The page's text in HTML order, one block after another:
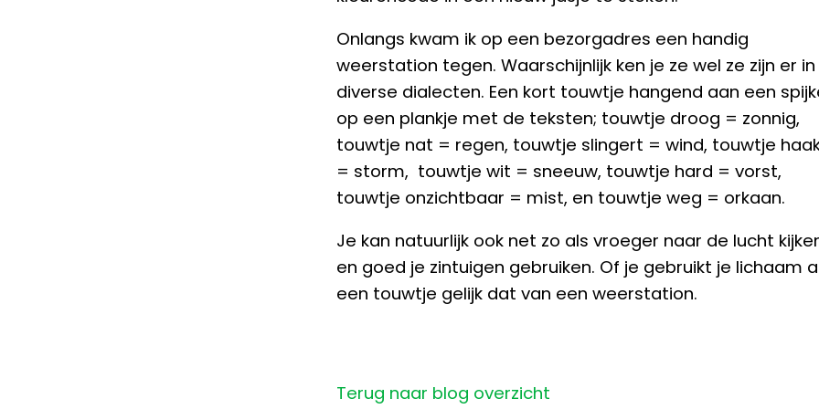
Onlangs kwam ik op een bezorgadres een handig
weerstation tegen. Waarschijnlijk ken je ze wel ze zijn er in
diverse dialecten. Een kort touwtje hangend aan een
op een plankje met de teksten; touwtje droog = zonnig,
touwtje nat = regen, touwtje slingert = wind, touwtje
= storm, touwtje wit = sneeuw, touwtje hard = vorst,
touwtje onzichtbaar = mist, en touwtje weg = orkaan.
Je kan natuurlijk ook net zo als vroeger naar de lucht
en goed je zintuigen gebruiken. Of je gebruikt je lichaam
een touwtje gelijk dat van een weerstation.
Terug naar blog overzicht